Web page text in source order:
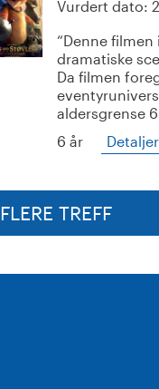
Vurdert dato:
Denne
dramatiske
Da filmen
aldersgrense 6
6 år
Detaljer
FLERE TREFF